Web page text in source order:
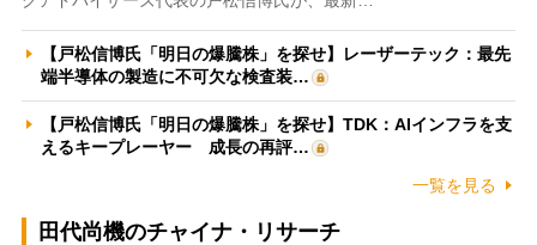
【戸松信博氏「明日の爆騰株」を探せ】レーザーテック：最先
端半導体の製造に不可欠な検査装…
【戸松信博氏「明日の爆騰株」を探せ】TDK：AIインフラを支
えるキープレーヤー 成長の再評…
一覧を見る
田代尚機のチャイナ・リサーチ